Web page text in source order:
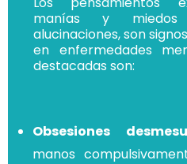
manías y
alucinaciones, son
en enfermedades
destacadas son:
Obsesiones
manos